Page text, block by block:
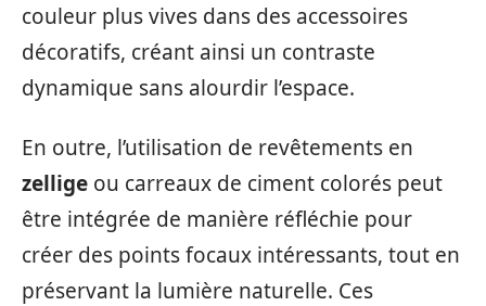
couleur plus vives dans des accessoires
décoratifs, créant ainsi un contraste
dynamique sans alourdir l’espace.
En outre, l’utilisation de revêtements en
zellige ou carreaux de ciment colorés peut
être intégrée de manière réfléchie pour
créer des points focaux intéressants, tout en
préservant la lumière naturelle. Ces